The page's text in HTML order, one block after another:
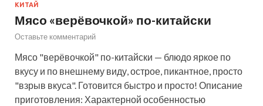
КИТАЙ
Мясо «верёвочкой» по-китайски
Оставьте комментарий
Мясо "верёвочкой" по-китайски — блюдо яркое по
вкусу и по внешнему виду, острое, пикантное, просто
"взрыв вкуса". Готовится быстро и просто! Описание
приготовления: Характерной особенностью